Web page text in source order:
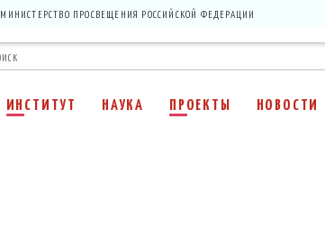
МИНИСТЕРСТВО ПРОСВЕЩЕНИЯ РОССИЙСКОЙ ФЕДЕРАЦИИ
ИНСТИТУТ НАУКА ПРОЕКТЫ НОВОСТИ